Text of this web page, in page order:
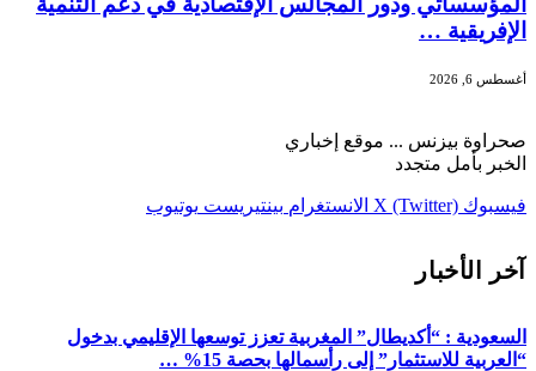
الإفريقية …
أغسطس 6, 2026
صحراوة بيزنس ... موقع إخباري
الخبر بأمل متجدد
فيسبوك X (Twitter) الانستغرام بينتيريست يوتيوب
آخر الأخبار
السعودية : “أكديطال” المغربية تعزز توسعها الإقليمي بدخول
“العربية للاستثمار” إلى رأسمالها بحصة 15% …